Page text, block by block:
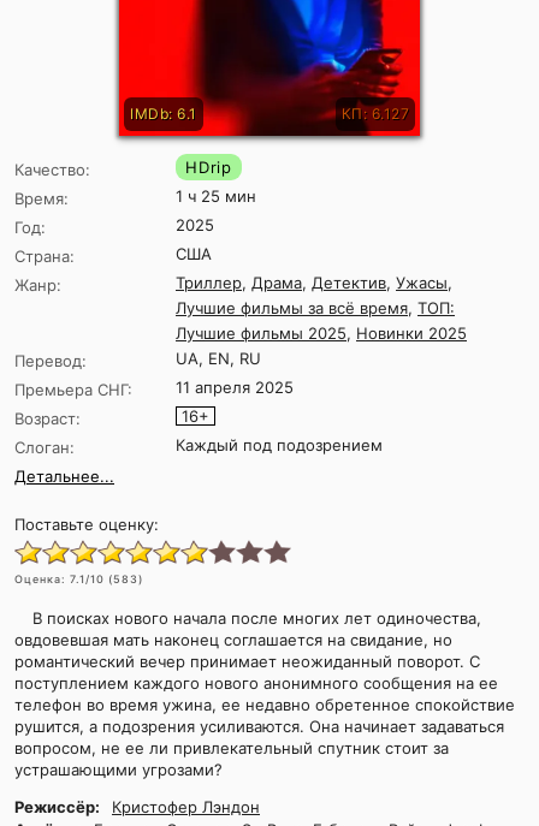
IMDb: 6.1 КП: 6.127
Качество:
HDrip
Время:
1 ч 25 мин
Год:
2025
Страна:
США
Жанр:
Триллер, Драма, Детектив, Ужасы,
Лучшие фильмы за всё время, ТОП:
Лучшие фильмы 2025, Новинки 2025
Перевод:
UA, EN, RU
Премьера СНГ:
11 апреля 2025
Возраст:
16+
Слоган:
Каждый под подозрением
Детальнее...
Поставьте оценку:
Оценка: 7.1/10 (583)
В поисках нового начала после многих лет одиночества,
овдовевшая мать наконец соглашается на свидание, но
романтический вечер принимает неожиданный поворот. С
поступлением каждого нового анонимного сообщения на ее
телефон во время ужина, ее недавно обретенное спокойствие
рушится, а подозрения усиливаются. Она начинает задаваться
вопросом, не ее ли привлекательный спутник стоит за
устрашающими угрозами?
Режиссёр:
Кристофер Лэндон